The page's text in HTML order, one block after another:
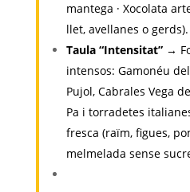
mantega · Xocolata
llet, avellanes o gerds).
Taula “Intensitat”→
intensos: Gamonéu
Pujol, Cabrales Vega
Pa i torradetes
fresca (raïm, figues,
melmelada sense